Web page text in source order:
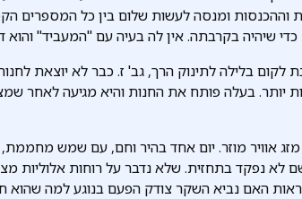
ומנסה לעשות שלום בין כל המספרים
כדי שיהיה בקרבתה. אין לה בעיה עם "המעביד" והוא
לקום בלילה לתינוק הרך, גב' ז. כבר לא יוצאת
יותר. בעלה פותח את החנות והיא מגיעה לאחר
אוויר מוזר. יום אחד בהיר וחם, עם שמש
לא נפקד בתחזית. שלא נדבר על רוחות אלוליות
האם נביא השקר צודק הפעם בנוגע למה שהוא